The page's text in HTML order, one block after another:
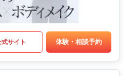
式サイト 体験・相談予約